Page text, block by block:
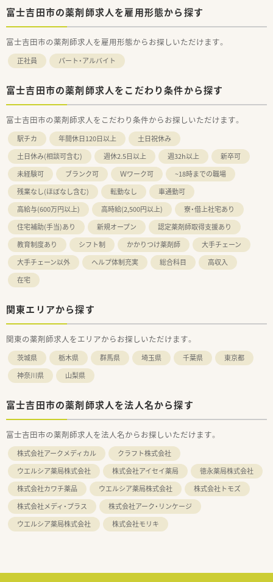
■ライフイベントの際にも企業側がしっかりとしたサポート体
制を取って欲しいという方
■薬剤師としてスキル面でも人間的にも成長していきたいとい
う方
はどちらの店舗も◎
富士吉田市の薬剤師求人を雇用形態から探す
富士吉田市の薬剤師求人を雇用形態からお探しいただけます。
正社員 パート・アルバイト
富士吉田市の薬剤師求人をこだわり条件から探す
富士吉田市の薬剤師求人をこだわり条件からお探しいただけます。
駅チカ 年間休日120日以上
土日祝休み
土日休み(相談可含む)
週休2.5日以上 週32h以上
新卒可
未経験可
ブランク可 Ｗワーク可
~18時までの職場
残業なし(ほぼなし含む)
転勤なし
車通勤可
高給与(600万円以上)
高時給(2,500円以上)
寮・借上社宅あり
住宅補助(手当)あり
新規オープン
認定薬剤師取得支援あり
教育制度あり
シフト制 かかりつけ薬剤師
大手チェーン
大手チェーン以外
ヘルプ体制充実 総合科目
高収入
在宅
関東エリアから探す
関東の薬剤師求人をエリアからお探しいただけます。
茨城県 栃木県 群馬県 埼玉県 千葉県
東京都
神奈川県
山梨県
富士吉田市の薬剤師求人を法人名から探す
富士吉田市の薬剤師求人を法人名からお探しいただけます。
株式会社アークメディカル
クラフト株式会社
ウエルシア薬局株式会社
株式会社アイセイ薬局
徳永薬局株式会社
株式会社カワチ薬品
ウエルシア薬局株式会社
株式会社トモズ
株式会社メディ・プラス
株式会社アーク・リンケージ
ウエルシア薬局株式会社
株式会社モリキ